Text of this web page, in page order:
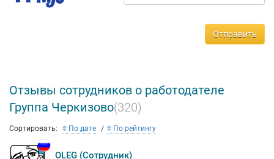
Отправить
Отзывы сотрудников о работодателе
Группа Черкизово(320)
Сортировать: По дате По рейтингу
OLEG (Сотрудник)